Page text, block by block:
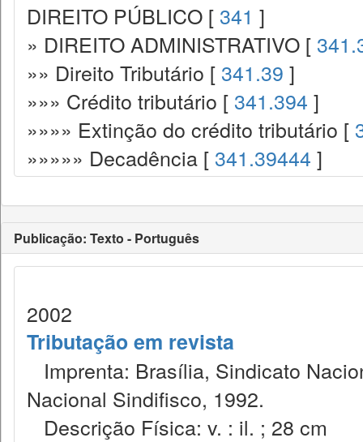
DIREITO PÚBLICO [ 341 ]
» DIREITO ADMINISTRATIVO [
»» Direito Tributário [ 341.39 ]
»»» Crédito tributário [ 341.394 ]
»»»» Extinção do crédito tributário [
»»»»» Decadência [ 341.39444 ]
Publicação: Texto - Português
2002
Tributação em revista
Imprenta: Brasília, Sindicato
Nacional Sindifisco, 1992.
Descrição Física: v. : il. ; 28 cm